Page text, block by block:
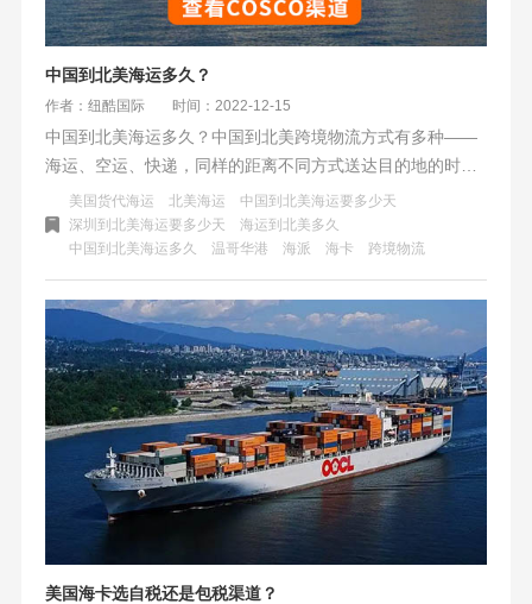
中国到北美海运多久？
作者：纽酷国际 时间：2022-12-15
中国到北美海运多久？中国到北美跨境物流方式有多种——
海运、空运、快递，同样的距离不同方式送达目的地的时间
和价格是不一样的。空运快递派送效率高，价格也高；海运
派送价格低，时间久。这里小编主要讲中国到北美海运多
久？大概的费用有什么区别？
美国货代海运 北美海运
中国到北美海运要多少天
深圳到北美海运要多少天
海运到北美多久
中国到北美海运多久
温哥华港 海派 海卡 跨境物流
美国海卡选自税还是包税渠道？